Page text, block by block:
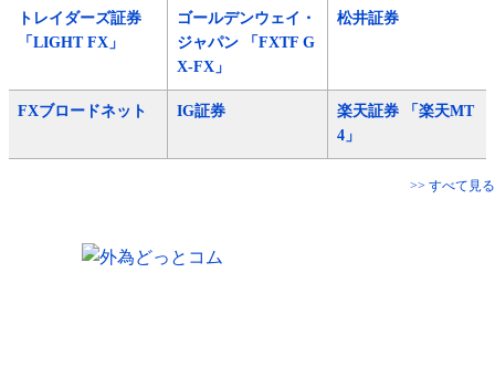
トレイダーズ証券
「LIGHT FX」
ゴールデンウェイ・
ジャパン 「FXTF G
X-FX」
松井証券
FXブロードネット IG証券
楽天証券 「楽天MT
4」
>> すべて見る